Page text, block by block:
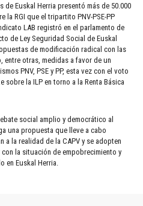
de Euskal Herria presentó más de 50.000
la RGI que el tripartito PNV-PSE-PP
LAB registró en el parlamento de
de Ley Seguridad Social de Euskal
de modificación radical con las
otras, medidas a favor de un
PNV, PSE y PP, esta vez con el voto
sobre la ILP en torno a la Renta Básica
social amplio y democrático al
una propuesta que lleve a cabo
la realidad de la CAPV y se adopten
la situación de empobrecimiento y
en Euskal Herria.